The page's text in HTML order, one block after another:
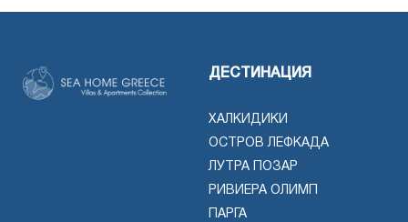
ДЕСТИНАЦИЯ
ХАЛКИДИКИ
ОСТРОВ ЛЕФКАДА
ЛУТРА ПОЗАР
РИВИЕРА ОЛИМП
ПАРГА